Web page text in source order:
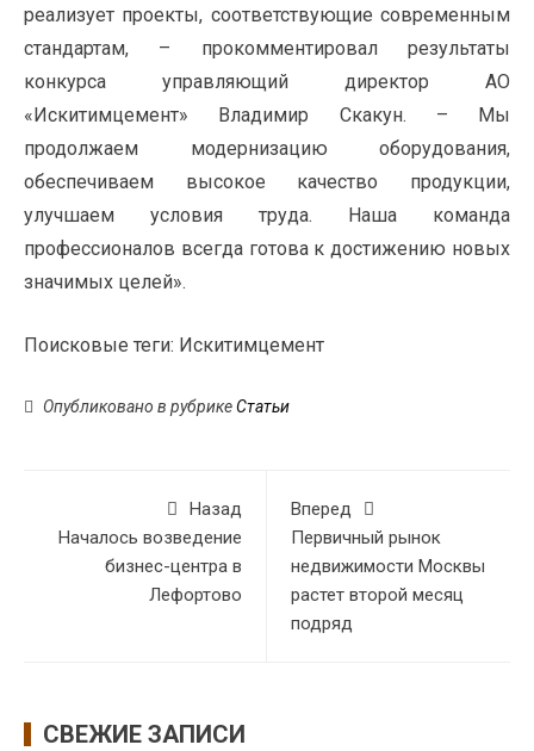
реализует проекты, соответствующие современным
стандартам, – прокомментировал результаты
конкурса управляющий директор АО
«Искитимцемент» Владимир Скакун. – Мы
продолжаем модернизацию оборудования,
обеспечиваем высокое качество продукции,
улучшаем условия труда. Наша команда
профессионалов всегда готова к достижению новых
значимых целей».
Поисковые теги: Искитимцемент
Опубликовано в рубрикеСтатьи
Назад
Началось возведение
бизнес-центра в
Лефортово
Вперед
Первичный рынок
недвижимости Москвы
растет второй месяц
подряд
СВЕЖИЕ ЗАПИСИ